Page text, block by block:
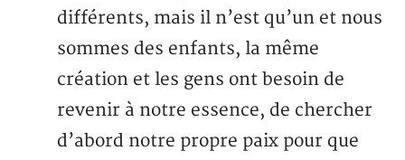
différents, mais il n’est qu’un et nous
sommes des enfants, la même
création et les gens ont besoin de
revenir à notre essence, de chercher
d’abord notre propre paix pour que